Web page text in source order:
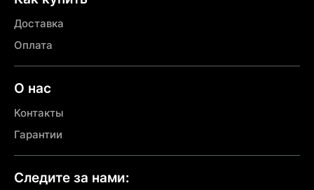
Доставка
Оплата
О нас
Контакты
Гарантии
Следите за нами: